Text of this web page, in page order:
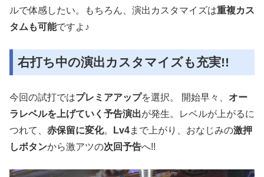
ルで体感したい。もちろん、演出カスタマイズは重複カス
タムも可能ですよ♪
右打ち中の演出カスタマイズも充実!!
今回の試打ではプレミアアップを選択。 開始早々、 オー
ラレベルを上げていく予告演出が発生。レベルが上がるに
つれて、 赤保留に変化。 Lv4まで上がり、おなじみの激押
しボタンから激アツの次回予告へ!!